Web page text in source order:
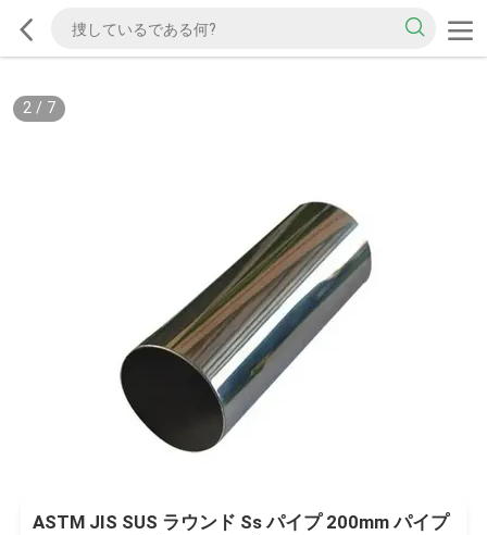
2/ 7
ASTM JIS SUS ラウンド Ss パイプ 200mm パイプ